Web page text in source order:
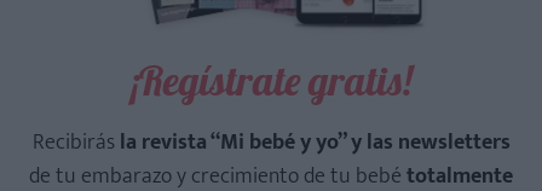
¡Regístrate gratis!
Recibirásla revista “Mi bebé y yo” y las newsletters
de tu embarazo y crecimiento de tu bebétotalmente